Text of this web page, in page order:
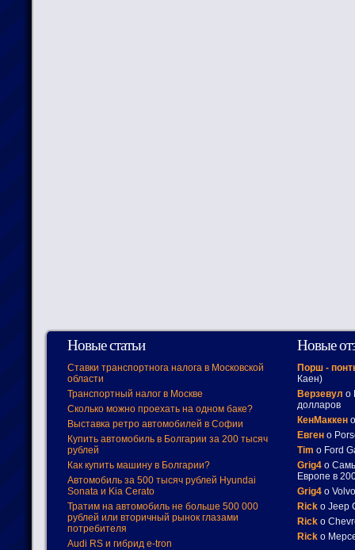
Новые статьи
Ставки транспортнога налога в Московской
области
Транспортный налог в Москве
Сколько можно проехать на одном баке?
Выставка ретро автомобилей в Софии
Купить автомобиль в Болгарии за 200 тысяч
рублей
Как купить машину в Болгарии?
Автомобиль за 500 тысяч рублей Hyundai
Sonata и Kia Cerato
Тратим на автомобиль не больше 500 000
рублей или вторичный рынок глазами
потребителя
Audi RS и гибрид e-tron
Новые
Порш -
Каен)
Верзевул о
долларов
КенМаккен
Евген о
Tim о Ford
Grig4 о
Европе в
Grig4 о
Rick о Jeep
Rick о
Rick о